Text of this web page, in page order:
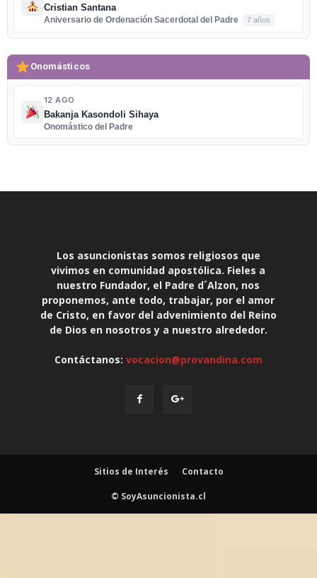
Cristian Santana
Aniversario de Ordenación Sacerdotal del Padre
7 años
Onomásticos
12 AGO
Bakanja Kasondoli Sihaya
Onomástico del Padre
Los asuncionistas somos religiosos que
vivimos en comunidad apostólica. Fieles a
nuestro Fundador, el Padre d´Alzon, nos
proponemos, ante todo, trabajar, por el amor
de Cristo, en favor del advenimiento del Reino
de Dios en nosotros y a nuestro alrededor.
Contáctanos: vocacion@provandina.com
Sitios de Interés Contacto
© SoyAsuncionista.cl